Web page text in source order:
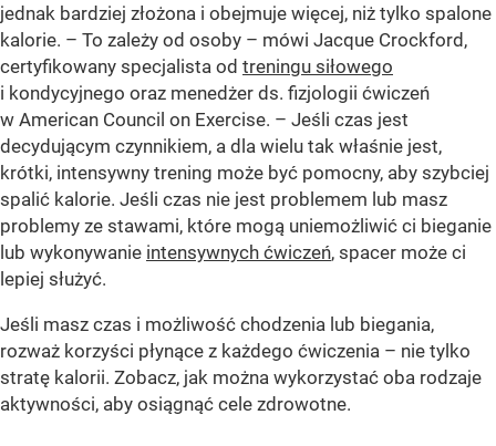
jednak bardziej złożona i obejmuje więcej, niż tylko spalone
kalorie. – To zależy od osoby – mówi Jacque Crockford,
certyfikowany specjalista od treningu siłowego
i kondycyjnego oraz menedżer ds. fizjologii ćwiczeń
w American Council on Exercise. – Jeśli czas jest
decydującym czynnikiem, a dla wielu tak właśnie jest,
krótki, intensywny trening może być pomocny, aby szybciej
spalić kalorie. Jeśli czas nie jest problemem lub masz
problemy ze stawami, które mogą uniemożliwić ci bieganie
lub wykonywanie intensywnych ćwiczeń, spacer może ci
lepiej służyć.
Jeśli masz czas i możliwość chodzenia lub biegania,
rozważ korzyści płynące z każdego ćwiczenia – nie tylko
stratę kalorii. Zobacz, jak można wykorzystać oba rodzaje
aktywności, aby osiągnąć cele zdrowotne.